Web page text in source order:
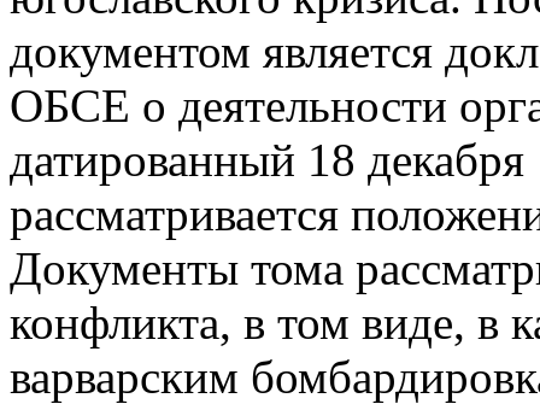
документом является
ОБСЕ о деятельности
датированный 18
рассматривается
Документы тома
конфликта, в том виде, в
варварским